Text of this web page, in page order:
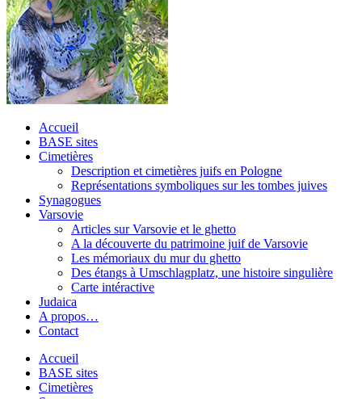
Accueil
BASE sites
Cimetières
Description et cimetières juifs en Pologne
Représentations symboliques sur les tombes juives
Synagogues
Varsovie
Articles sur Varsovie et le ghetto
A la découverte du patrimoine juif de Varsovie
Les mémoriaux du mur du ghetto
Des étangs à Umschlagplatz, une histoire singulière
Carte intéractive
Judaica
A propos…
Contact
Accueil
BASE sites
Cimetières